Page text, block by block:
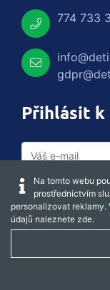
774 733
Přihlásit
Na tomto webu
prostřednictvím
personalizovat
údajů naleznete zde.